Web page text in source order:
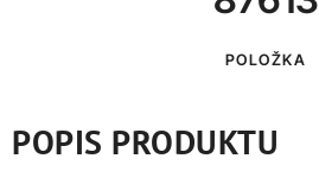
POLOŽKA
POPIS PRODUKTU